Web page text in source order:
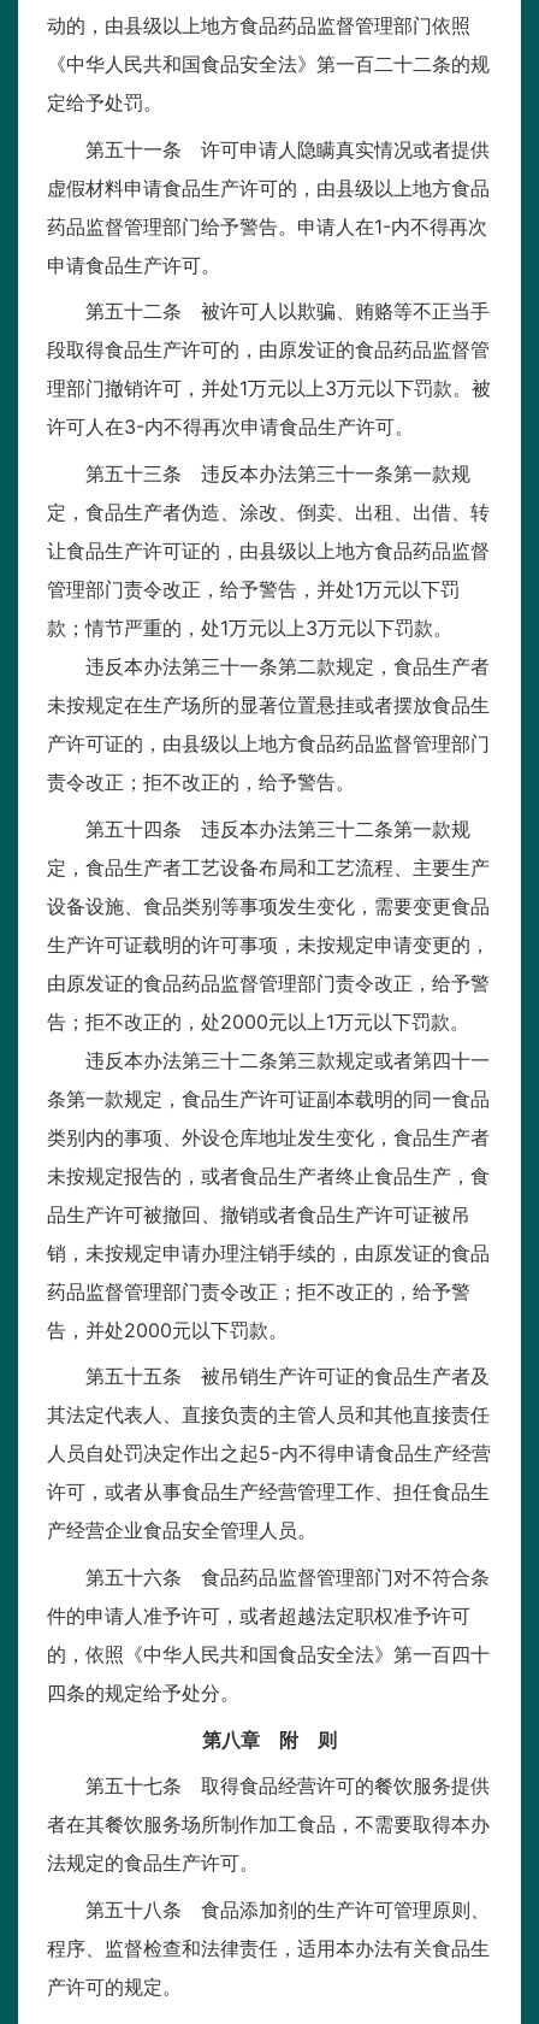
动的，由县级以上地方食品药品监督管理部门依照
《中华人民共和国食品安全法》第一百二十二条的规
定给予处罚。
第五十一条 许可申请人隐瞒真实情况或者提供
虚假材料申请食品生产许可的，由县级以上地方食品
药品监督管理部门给予警告。申请人在1-内不得再次
申请食品生产许可。
第五十二条 被许可人以欺骗、贿赂等不正当手
段取得食品生产许可的，由原发证的食品药品监督管
理部门撤销许可，并处1万元以上3万元以下罚款。被
许可人在3-内不得再次申请食品生产许可。
第五十三条 违反本办法第三十一条第一款规
定，食品生产者伪造、涂改、倒卖、出租、出借、转
让食品生产许可证的，由县级以上地方食品药品监督
管理部门责令改正，给予警告，并处1万元以下罚
款；情节严重的，处1万元以上3万元以下罚款。
违反本办法第三十一条第二款规定，食品生产者
未按规定在生产场所的显著位置悬挂或者摆放食品生
产许可证的，由县级以上地方食品药品监督管理部门
责令改正；拒不改正的，给予警告。
第五十四条 违反本办法第三十二条第一款规
定，食品生产者工艺设备布局和工艺流程、主要生产
设备设施、食品类别等事项发生变化，需要变更食品
生产许可证载明的许可事项，未按规定申请变更的，
由原发证的食品药品监督管理部门责令改正，给予警
告；拒不改正的，处2000元以上1万元以下罚款。
违反本办法第三十二条第三款规定或者第四十一
条第一款规定，食品生产许可证副本载明的同一食品
类别内的事项、外设仓库地址发生变化，食品生产者
未按规定报告的，或者食品生产者终止食品生产，食
品生产许可被撤回、撤销或者食品生产许可证被吊
销，未按规定申请办理注销手续的，由原发证的食品
药品监督管理部门责令改正；拒不改正的，给予警
告，并处2000元以下罚款。
第五十五条 被吊销生产许可证的食品生产者及
其法定代表人、直接负责的主管人员和其他直接责任
人员自处罚决定作出之起5-内不得申请食品生产经营
许可，或者从事食品生产经营管理工作、担任食品生
产经营企业食品安全管理人员。
第五十六条 食品药品监督管理部门对不符合条
件的申请人准予许可，或者超越法定职权准予许可
的，依照《中华人民共和国食品安全法》第一百四十
四条的规定给予处分。
第八章 附 则
第五十七条 取得食品经营许可的餐饮服务提供
者在其餐饮服务场所制作加工食品，不需要取得本办
法规定的食品生产许可。
第五十八条 食品添加剂的生产许可管理原则、
程序、监督检查和法律责任，适用本办法有关食品生
产许可的规定。